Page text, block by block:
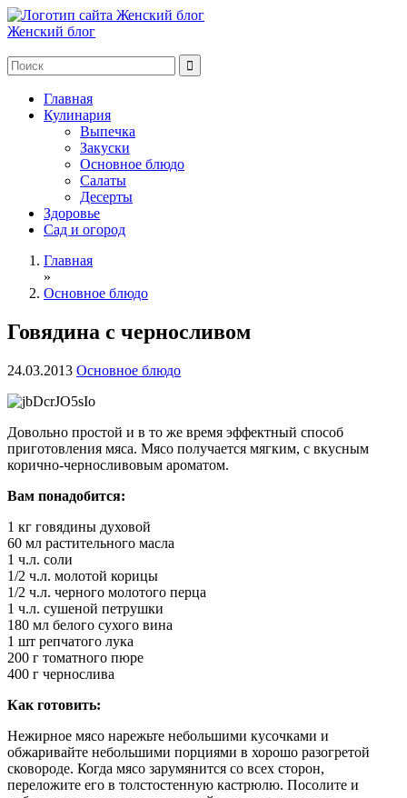
Женский блог
Главная
Кулинария
Выпечка
Закуски
Основное блюдо
Салаты
Десерты
Здоровье
Сад и огород
Главная
»
Основное блюдо
Говядина с черносливом
24.03.2013 Основное блюдо
Довольно простой и в то же время эффектный способ
приготовления мяса. Мясо получается мягким, с вкусным
корично-черносливовым ароматом.
Вам понадобится:
1 кг говядины духовой
60 мл растительного масла
1 ч.л. соли
1/2 ч.л. молотой корицы
1/2 ч.л. черного молотого перца
1 ч.л. сушеной петрушки
180 мл белого сухого вина
1 шт репчатого лука
200 г томатного пюре
400 г чернослива
Как готовить:
Нежирное мясо нарежьте небольшими кусочками и
обжаривайте небольшими порциями в хорошо разогретой
сковороде. Когда мясо зарумянится со всех сторон,
переложите его в толстостенную кастрюлю. Посолите и